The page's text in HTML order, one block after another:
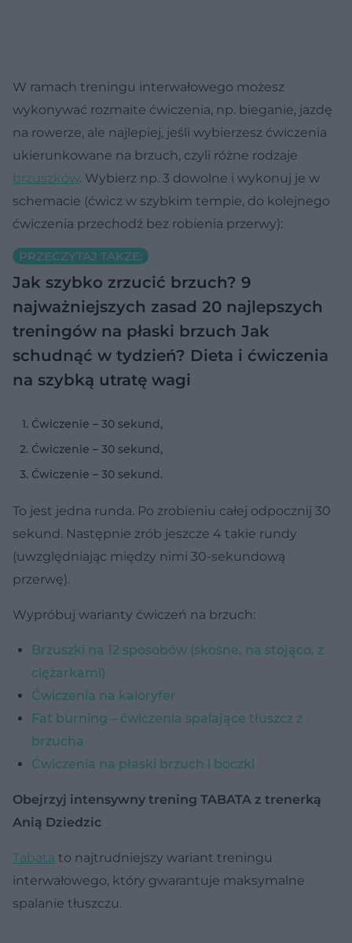
W ramach treningu interwałowego możesz
wykonywać rozmaite ćwiczenia, np. bieganie, jazdę
na rowerze, ale najlepiej, jeśli wybierzesz ćwiczenia
ukierunkowane na brzuch, czyli różne rodzaje
brzuszków. Wybierz np. 3 dowolne i wykonuj je w
schemacie (ćwicz w szybkim tempie, do kolejnego
ćwiczenia przechodź bez robienia przerwy):
PRZECZYTAJ TAKŻE:
Jak szybko zrzucić brzuch? 9
najważniejszych zasad 20 najlepszych
treningów na płaski brzuch Jak
schudnąć w tydzień? Dieta i ćwiczenia
na szybką utratę wagi
Ćwiczenie – 30 sekund,
Ćwiczenie – 30 sekund,
Ćwiczenie – 30 sekund.
To jest jedna runda. Po zrobieniu całej odpocznij 30
sekund. Następnie zrób jeszcze 4 takie rundy
(uwzględniając między nimi 30-sekundową
przerwę).
Wypróbuj warianty ćwiczeń na brzuch:
Brzuszki na 12 sposobów (skośne, na stojąco, z
ciężarkami)
Ćwiczenia na kaloryfer
Fat burning – ćwiczenia spalające tłuszcz z
brzucha
Ćwiczenia na płaski brzuch i boczki
Obejrzyj intensywny trening TABATA z trenerką
Anią Dziedzic
Tabata to najtrudniejszy wariant treningu
interwałowego, który gwarantuje maksymalne
spalanie tłuszczu.